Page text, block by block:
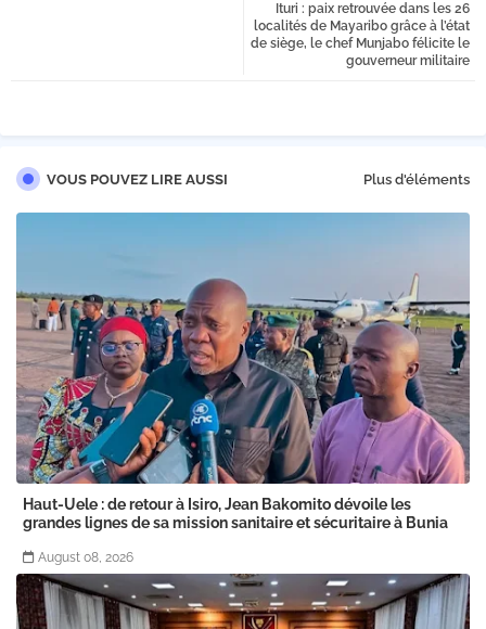
Ituri : paix retrouvée dans les 26
localités de Mayaribo grâce à l’état
de siège, le chef Munjabo félicite le
gouverneur militaire
VOUS POUVEZ LIRE AUSSI Plus d'éléments
Haut-Uele : de retour à Isiro, Jean Bakomito dévoile les
grandes lignes de sa mission sanitaire et sécuritaire à Bunia
August 08, 2026